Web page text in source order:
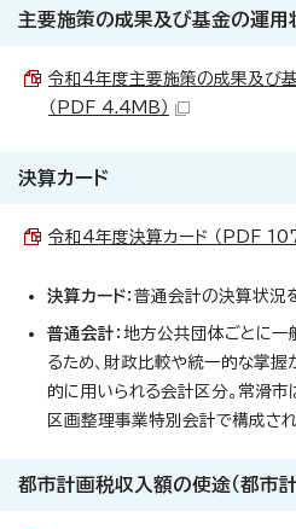
主要施策の成果及び基金の運用
令和4年度主要施策の成果及び
（PDF 4.4MB）
決算カード
令和4年度決算カード （PDF
決算カード：普通会計の決算状況
普通会計 ：地方公共団体ごとに
るため、財政比較や統一的な掌握
的に用いられる会計区分。常滑
区画整理事業特別会計で構成され
都市計画税収入額の使途（都市